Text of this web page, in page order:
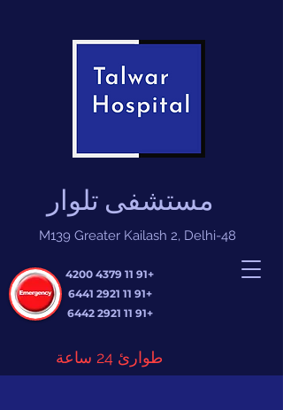
مستشفى تلوار
+91 11 4379 4200
+91 11 2921 6441
+91 11 2921 6442
طوارئ 24 ساعة
M139 Greater Kailash 2, Delhi-48